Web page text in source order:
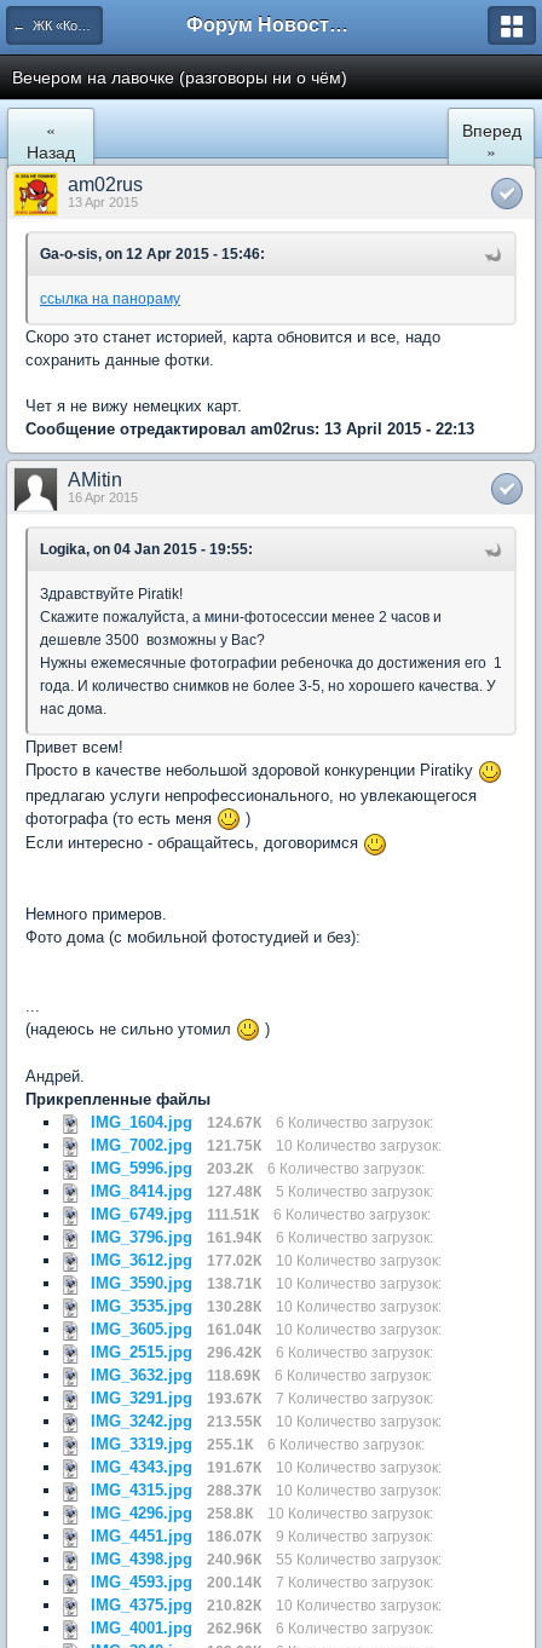
← ЖК «Комфортный КВАРТАЛ» Форум Новостройки
Вечером на лавочке (разговоры ни о чём)
«
Назад
Вперед
»
am02rus
13 Apr 2015
Ga-o-sis, on 12 Apr 2015 - 15:46:
ссылка на панораму
Скоро это станет историей, карта обновится и все, надо
сохранить данные фотки.
Чет я не вижу немецких карт.
Сообщение отредактировал am02rus: 13 April 2015 - 22:13
AMitin
16 Apr 2015
Logika, on 04 Jan 2015 - 19:55:
Здравствуйте Piratik!
Скажите пожалуйста, а мини-фотосессии менее 2 часов и
дешевле 3500 возможны у Вас?
Нужны ежемесячные фотографии ребеночка до достижения его 1
года. И количество снимков не более 3-5, но хорошего качества. У
нас дома.
Привет всем!
Просто в качестве небольшой здоровой конкуренции Piratikу
предлагаю услуги непрофессионального, но увлекающегося
фотографа (то есть меня
)
Если интересно - обращайтесь, договоримся
Немного примеров.
Фото дома (с мобильной фотостудией и без):
(надеюсь не сильно утомил
)
Андрей.
Прикрепленные файлы
IMG_1604.jpg
124.67К 6 Количество загрузок:
IMG_7002.jpg 121.75К 10 Количество загрузок:
IMG_5996.jpg 203.2К 6 Количество загрузок:
IMG_8414.jpg 127.48К 5 Количество загрузок:
IMG_6749.jpg 111.51К 6 Количество загрузок:
IMG_3796.jpg 161.94К 6 Количество загрузок:
IMG_3612.jpg 177.02К 10 Количество загрузок:
IMG_3590.jpg 138.71К 10 Количество загрузок:
IMG_3535.jpg 130.28К 10 Количество загрузок:
IMG_3605.jpg 161.04К 10 Количество загрузок:
IMG_2515.jpg 296.42К 6 Количество загрузок:
IMG_3632.jpg 118.69К 6 Количество загрузок:
IMG_3291.jpg 193.67К 7 Количество загрузок:
IMG_3242.jpg 213.55К 10 Количество загрузок:
IMG_3319.jpg 255.1К 6 Количество загрузок:
IMG_4343.jpg 191.67К 10 Количество загрузок:
IMG_4315.jpg 288.37К 10 Количество загрузок:
IMG_4296.jpg 258.8К 10 Количество загрузок:
IMG_4451.jpg 186.07К 9 Количество загрузок:
IMG_4398.jpg 240.96К 55 Количество загрузок:
IMG_4593.jpg 200.14К 7 Количество загрузок:
IMG_4375.jpg 210.82К 10 Количество загрузок:
IMG_4001.jpg 262.96К 6 Количество загрузок: